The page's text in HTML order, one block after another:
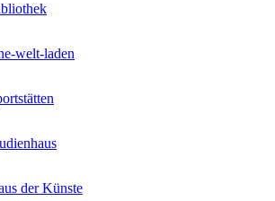
welt-laden
der Künste